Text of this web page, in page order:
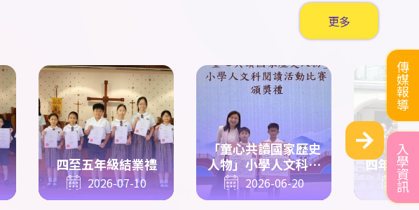
傳媒報導
入學資訊
200米 第五名
6B黃開昇
優異獎
6B戴俊賢
中學C組
名優異獎
6B黃開昇6B
戴俊
賢6C陳敏希 6C郭澔
霖
男子中學C組4x100
米 季軍
更多
四至五年級結業禮
2026-07-10
「童心共讀國家歷史
人物」小學人文科閱
讀活動比賽
2026-06-20
四年級